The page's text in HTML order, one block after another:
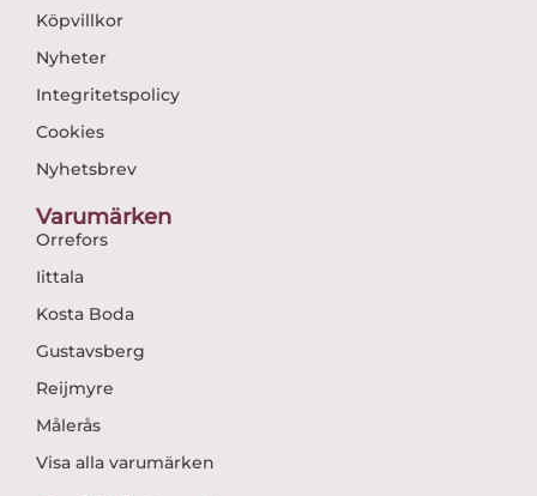
Köpvillkor
Nyheter
Integritetspolicy
Cookies
Nyhetsbrev
Varumärken
Orrefors
Iittala
Kosta Boda
Gustavsberg
Reijmyre
Målerås
Visa alla varumärken